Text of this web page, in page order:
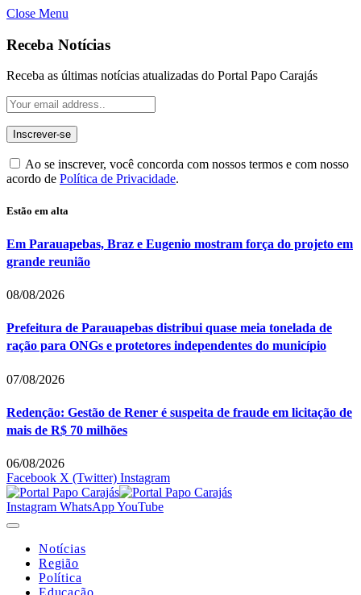
Close Menu
Receba Notícias
Receba as últimas notícias atualizadas do Portal Papo Carajás
Ao se inscrever, você concorda com nossos termos e com nosso
acordo de Política de Privacidade.
Estão em alta
Em Parauapebas, Braz e Eugenio mostram força do projeto em
grande reunião
08/08/2026
Prefeitura de Parauapebas distribui quase meia tonelada de
ração para ONGs e protetores independentes do município
07/08/2026
Redenção: Gestão de Rener é suspeita de fraude em licitação de
mais de R$ 70 milhões
06/08/2026
Facebook X (Twitter) Instagram
Instagram WhatsAppYouTube
Notícias
Região
Política